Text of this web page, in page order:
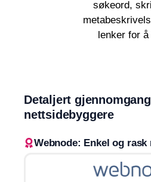
søkeord,
lenker for
Detaljert
nettsidebyggere
Webnode: Enkel og